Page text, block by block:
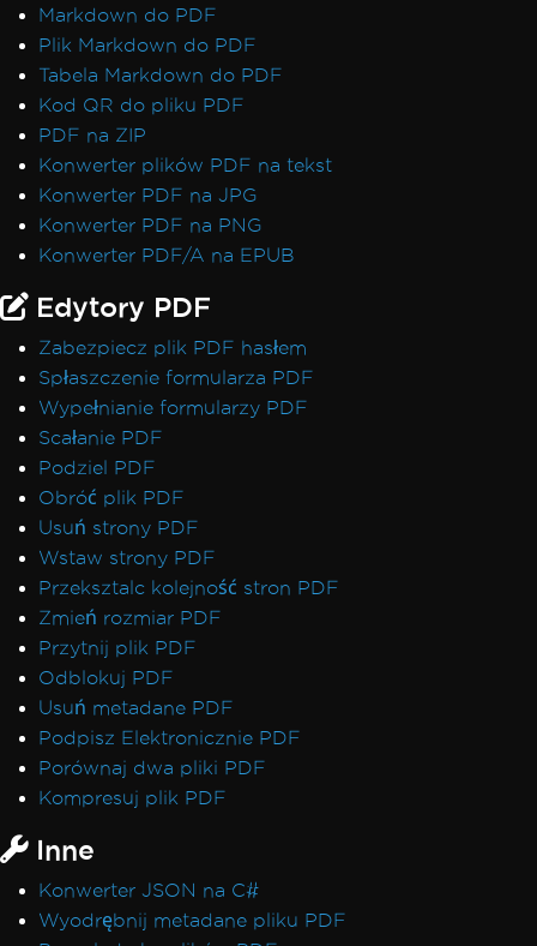
Markdown do PDF
Plik Markdown do PDF
Tabela Markdown do PDF
Kod QR do pliku PDF
PDF na ZIP
Konwerter plików PDF na tekst
Konwerter PDF na JPG
Konwerter PDF na PNG
Konwerter PDF/A na EPUB
Edytory PDF
Zabezpiecz plik PDF hasłem
Spłaszczenie formularza PDF
Wypełnianie formularzy PDF
Scałanie PDF
Podziel PDF
Obróć plik PDF
Usuń strony PDF
Wstaw strony PDF
Przeksztalc kolejność stron PDF
Zmień rozmiar PDF
Przytnij plik PDF
Odblokuj PDF
Usuń metadane PDF
Podpisz Elektronicznie PDF
Porównaj dwa pliki PDF
Kompresuj plik PDF
Inne
Konwerter JSON na C#
Wyodrębnij metadane pliku PDF